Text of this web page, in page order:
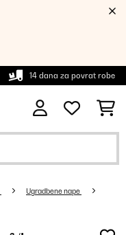
14 dana za povrat robe
Ugradbene nape